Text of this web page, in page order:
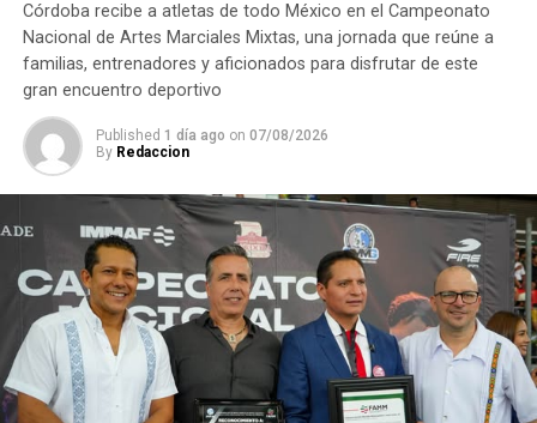
RELATED TOPICS:
DESPUÉS
DAPRIA imparte pláticas para la prevención de
adicciones
Rechazan centro de transferencia
Córdoba recibe a atletas de todo México en el Campeonato
Nacional de Artes Marciales Mixtas, una jornada que reúne a
familias, entrenadores y aficionados para disfrutar de este
gran encuentro deportivo
Published 1 día ago on 07/08/2026
By Redaccion